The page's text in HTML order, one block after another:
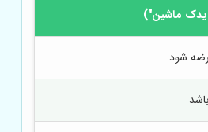
ماشین")
شود